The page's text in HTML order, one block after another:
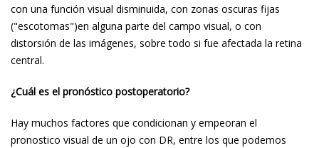
con una función visual disminuida, con zonas oscuras fijas
("escotomas")en alguna parte del campo visual, o con
distorsión de las imágenes, sobre todo si fue afectada la retina
central.
¿Cuál es el pronóstico postoperatorio?
Hay muchos factores que condicionan y empeoran el
pronostico visual de un ojo con DR, entre los que podemos